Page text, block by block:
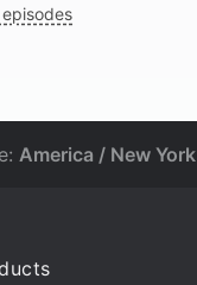
episodes
America / New York